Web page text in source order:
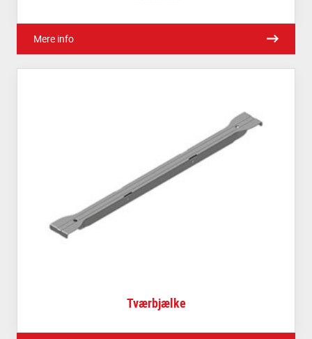
Mere info
Tværbjælke